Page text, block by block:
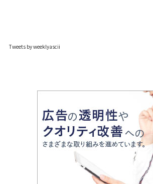
Tweets by weeklyascii